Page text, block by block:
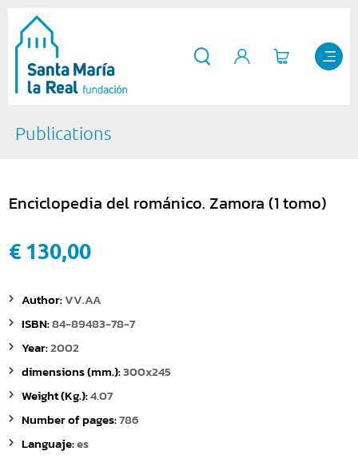
Publications
Enciclopedia del románico. Zamora (1 tomo)
€ 130,00
Author:VV.AA
ISBN:84-89483-78-7
Year:2002
dimensions (mm.):300x245
Weight (Kg.):4.07
Number of pages:786
Languaje:es